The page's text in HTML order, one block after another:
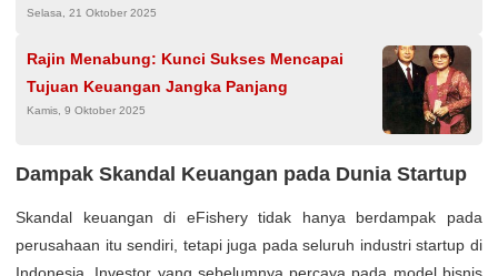
Selasa, 21 Oktober 2025
Rajin Menabung: Kunci Sukses Mencapai
Tujuan Keuangan Jangka Panjang
Kamis, 9 Oktober 2025
Dampak Skandal Keuangan pada Dunia Startup
Skandal keuangan di eFishery tidak hanya berdampak pada
perusahaan itu sendiri, tetapi juga pada seluruh industri startup di